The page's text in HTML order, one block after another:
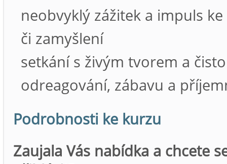
neobvyklý zážitek a impuls
či zamyšlení
setkání s živým tvorem a
odreagování, zábavu a
Podrobnosti ke kurzu
Zaujala Vás nabídka a chcete